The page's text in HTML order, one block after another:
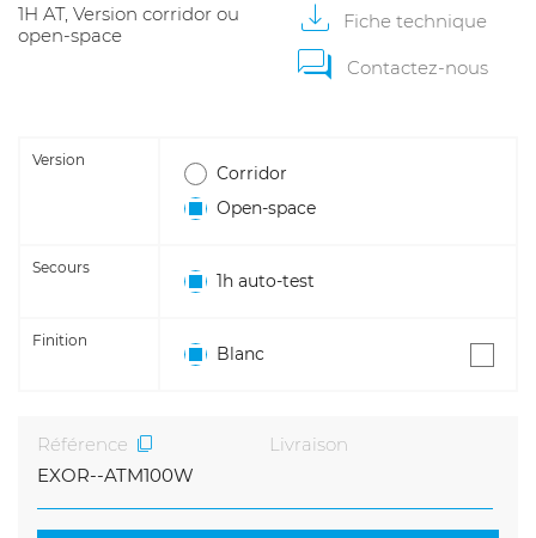
1H AT, Version corridor ou
open-space
Fiche technique
Contactez-nous
Version
Corridor
Open-space
Secours
1h auto-test
Finition
Blanc
Référence
EXOR--ATM100W
Livraison